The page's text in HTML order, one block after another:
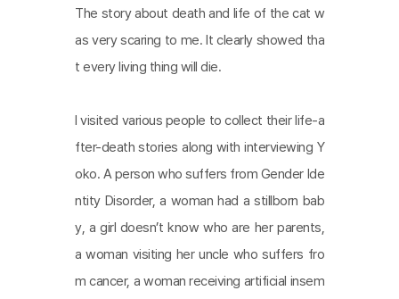
The story about death and life of the cat w
as very scaring to me. It clearly showed tha
t every living thing will die.
I visited various people to collect their life-a
fter-death stories along with interviewing Y
oko. A person who suffers from Gender Ide
ntity Disorder, a woman had a stillborn bab
y, a girl doesn’t know who are her parents,
a woman visiting her uncle who suffers fro
m cancer, a woman receiving artificial insem